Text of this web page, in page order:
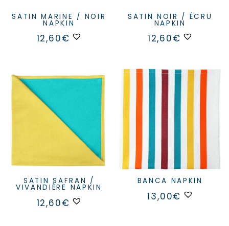
SATIN MARINE / NOIR
NAPKIN
12,60€
SATIN NOIR / ÉCRU
NAPKIN
12,60€
SATIN SAFRAN /
VIVANDIÈRE NAPKIN
12,60€
BANCA NAPKIN
13,00€